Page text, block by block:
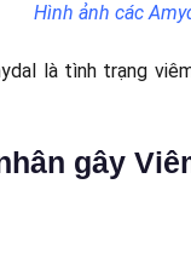
Hình ảnh các
là tình trạng
gây